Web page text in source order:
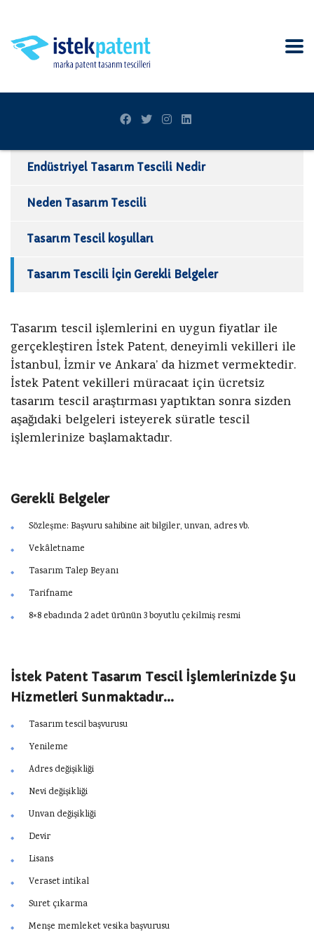
Endüstriyel Tasarım Tescili Nedir
Neden Tasarım Tescili
Tasarım Tescil koşulları
Tasarım Tescili İçin Gerekli Belgeler
Tasarım tescil işlemlerini en uygun fiyatlar ile
gerçekleştiren İstek Patent, deneyimli vekilleri ile
İstanbul, İzmir ve Ankara’ da hizmet vermektedir.
İstek Patent vekilleri müracaat için ücretsiz
tasarım tescil araştırması yaptıktan sonra sizden
aşağıdaki belgeleri isteyerek süratle tescil
işlemlerinize başlamaktadır.
Gerekli Belgeler
Sözleşme: Başvuru sahibine ait bilgiler, unvan, adres vb.
Vekâletname
Tasarım Talep Beyanı
Tarifname
8×8 ebadında 2 adet ürünün 3 boyutlu çekilmiş resmi
İstek Patent Tasarım Tescil İşlemlerinizde Şu
Hizmetleri Sunmaktadır…
Tasarım tescil başvurusu
Yenileme
Adres değişikliği
Nevi değişikliği
Unvan değişikliği
Devir
Lisans
Veraset intikal
Suret çıkarma
Menşe memleket vesika başvurusu